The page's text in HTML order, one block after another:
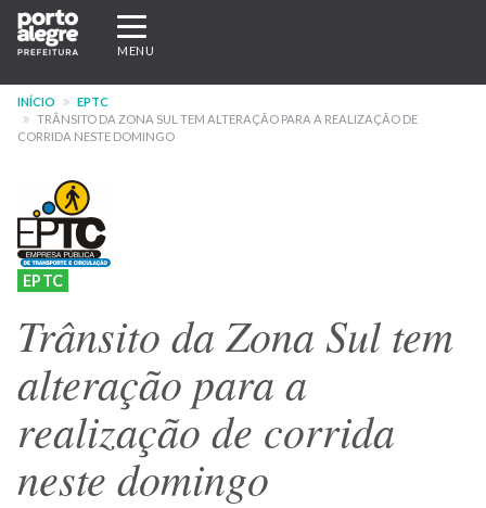
Pular
para
conteúdo
principal
Expandir/recolher
navegação
MENU
INÍCIO
EPTC
TRÂNSITO DA ZONA SUL TEM ALTERAÇÃO PARA A REALIZAÇÃO DE
CORRIDA NESTE DOMINGO
EPTC
Trânsito da Zona Sul tem
alteração para a
realização de corrida
neste domingo